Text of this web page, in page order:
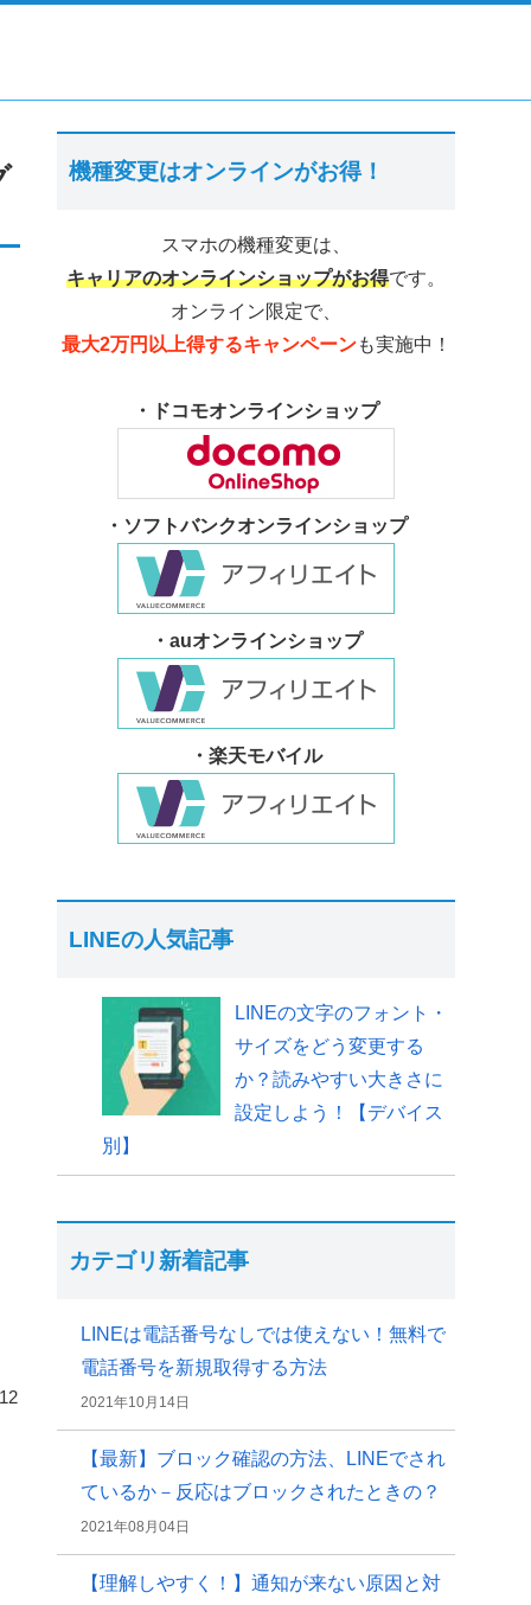
機種変更はオンラインがお得！
スマホの機種変更は、
キャリアのオンラインショップがお得です。
オンライン限定で、
最大2万円以上得するキャンペーンも実施中！
・ドコモオンラインショップ
・ソフトバンクオンラインショップ
・auオンラインショップ
・楽天モバイル
LINEの人気記事
LINEの文字のフォント・
サイズをどう変更する
か？読みやすい大きさに
設定しよう！【デバイス
別】
カテゴリ新着記事
LINEは電話番号なしでは使えない！無料で
電話番号を新規取得する方法
2021年10月14日
【最新】ブロック確認の方法、LINEでされ
ているか－反応はブロックされたときの？
2021年08月04日
【理解しやすく！】通知が来ない原因と対